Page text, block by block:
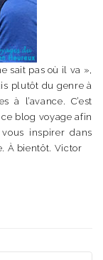
sait pas où il va »,
plutôt du genre à
à l’avance. C’est
blog voyage afin
inspirer dans
À bientôt. Victor